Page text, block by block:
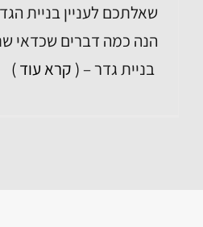
שאלתכם לעניין בניית
הנה כמה דברים שכדאי
בניית גדר –( קרא עוד )